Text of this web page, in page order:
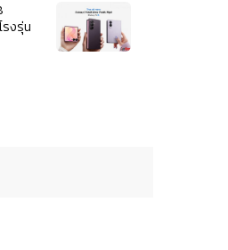
รงรุ่น